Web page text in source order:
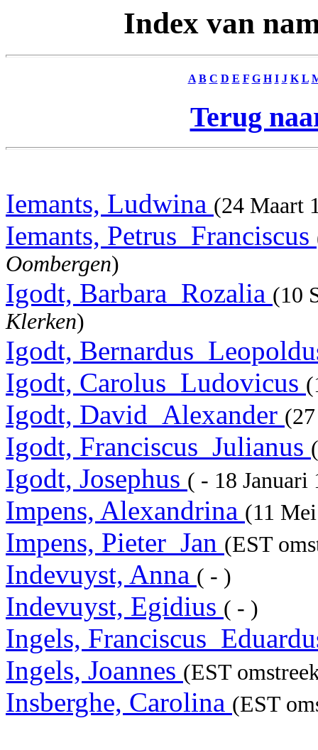
Index van
A B C D E F G H I J K L
Terug
Iemants, Ludwina (24 Maart
Iemants, Petrus_Franciscus
Oombergen)
Igodt, Barbara_Rozalia (10
Klerken)
Igodt,
Igodt, Carolus_Ludovicus
Igodt, David_Alexander
Igodt, Franciscus_Julianus
Igodt, Josephus ( - 18 Januari
Impens, Alexandrina (11
Impens, Pieter_Jan (EST
Indevuyst, Anna ( - )
Indevuyst, Egidius ( - )
Ingels,
Ingels, Joannes (EST
Insberghe, Carolina (EST